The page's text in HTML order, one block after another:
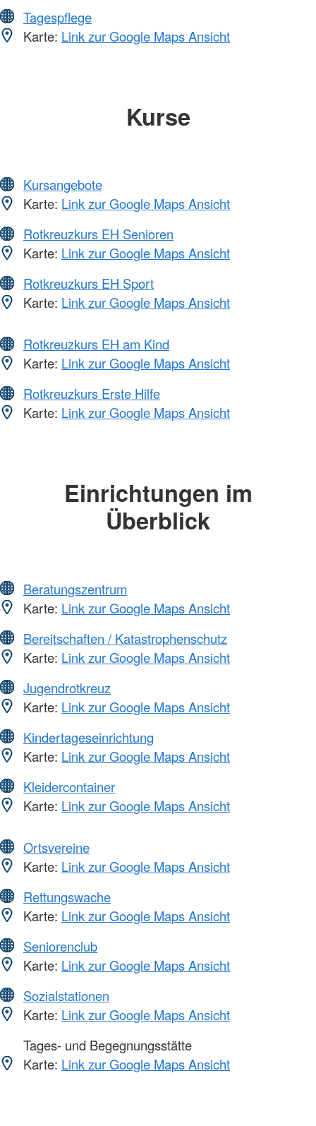
Tagespflege
Karte: Link zur Google Maps Ansicht
Kurse
Kursangebote
Karte: Link zur Google Maps Ansicht
Rotkreuzkurs EH Senioren
Karte: Link zur Google Maps Ansicht
Rotkreuzkurs EH Sport
Karte: Link zur Google Maps Ansicht
Rotkreuzkurs EH am Kind
Karte: Link zur Google Maps Ansicht
Rotkreuzkurs Erste Hilfe
Karte: Link zur Google Maps Ansicht
Einrichtungen im
Überblick
Beratungszentrum
Karte: Link zur Google Maps Ansicht
Bereitschaften / Katastrophenschutz
Karte: Link zur Google Maps Ansicht
Jugendrotkreuz
Karte: Link zur Google Maps Ansicht
Kindertageseinrichtung
Karte: Link zur Google Maps Ansicht
Kleidercontainer
Karte: Link zur Google Maps Ansicht
Ortsvereine
Karte: Link zur Google Maps Ansicht
Rettungswache
Karte: Link zur Google Maps Ansicht
Seniorenclub
Karte: Link zur Google Maps Ansicht
Sozialstationen
Karte: Link zur Google Maps Ansicht
Tages- und Begegnungsstätte
Karte: Link zur Google Maps Ansicht